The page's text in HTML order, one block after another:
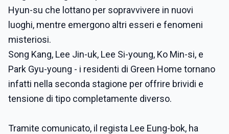
Hyun-su che lottano per sopravvivere in nuovi
luoghi, mentre emergono altri esseri e fenomeni
misteriosi.
Song Kang, Lee Jin-uk, Lee Si-young, Ko Min-si, e
Park Gyu-young - i residenti di Green Home tornano
infatti nella seconda stagione per offrire brividi e
tensione di tipo completamente diverso.
Tramite comunicato, il regista Lee Eung-bok, ha